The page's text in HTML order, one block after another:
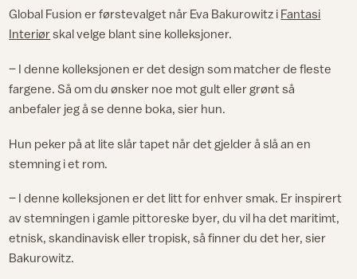
Global Fusion er førstevalget når Eva Bakurowitz i Fantasi
Interiørskal velge blant sine kolleksjoner.
– I denne kolleksjonen er det design som matcher de fleste
fargene. Så om du ønsker noe mot gult eller grønt så
anbefaler jeg å se denne boka, sier hun.
Hun peker på at lite slår tapet når det gjelder å slå an en
stemning i et rom.
– I denne kolleksjonen er det litt for enhver smak. Er inspirert
av stemningen i gamle pittoreske byer, du vil ha det maritimt,
etnisk, skandinavisk eller tropisk, så finner du det her, sier
Bakurowitz.